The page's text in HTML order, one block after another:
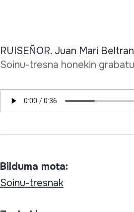
RUISEÑOR. Juan Mari
Soinu-tresna honekin
Bilduma mota:
Soinu-tresnak